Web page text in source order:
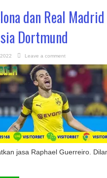
dan Real
Dortmund
Leave a comment
jasa Raphael Guerreiro.